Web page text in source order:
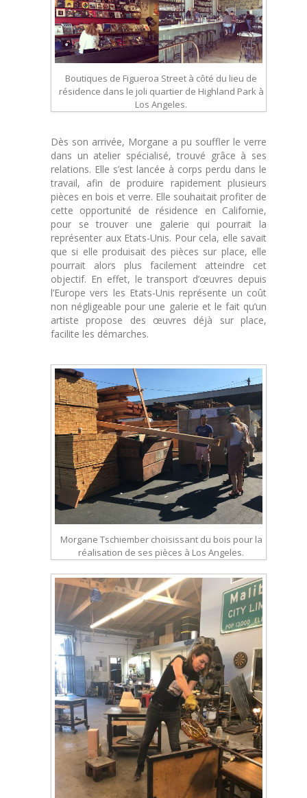
Boutiques de Figueroa Street à côté du lieu de
résidence dans le joli quartier de Highland Park à
Los Angeles.
Dès son arrivée, Morgane a pu souffler le verre
dans un atelier spécialisé, trouvé grâce à ses
relations. Elle s’est lancée à corps perdu dans le
travail, afin de produire rapidement plusieurs
pièces en bois et verre. Elle souhaitait profiter de
cette opportunité de résidence en Californie,
pour se trouver une galerie qui pourrait la
représenter aux Etats-Unis. Pour cela, elle savait
que si elle produisait des pièces sur place, elle
pourrait alors plus facilement atteindre cet
objectif. En effet, le transport d’œuvres depuis
l’Europe vers les Etats-Unis représente un coût
non négligeable pour une galerie et le fait qu’un
artiste propose des œuvres déjà sur place,
facilite les démarches.
Morgane Tschiember choisissant du bois pour la
réalisation de ses pièces à Los Angeles.